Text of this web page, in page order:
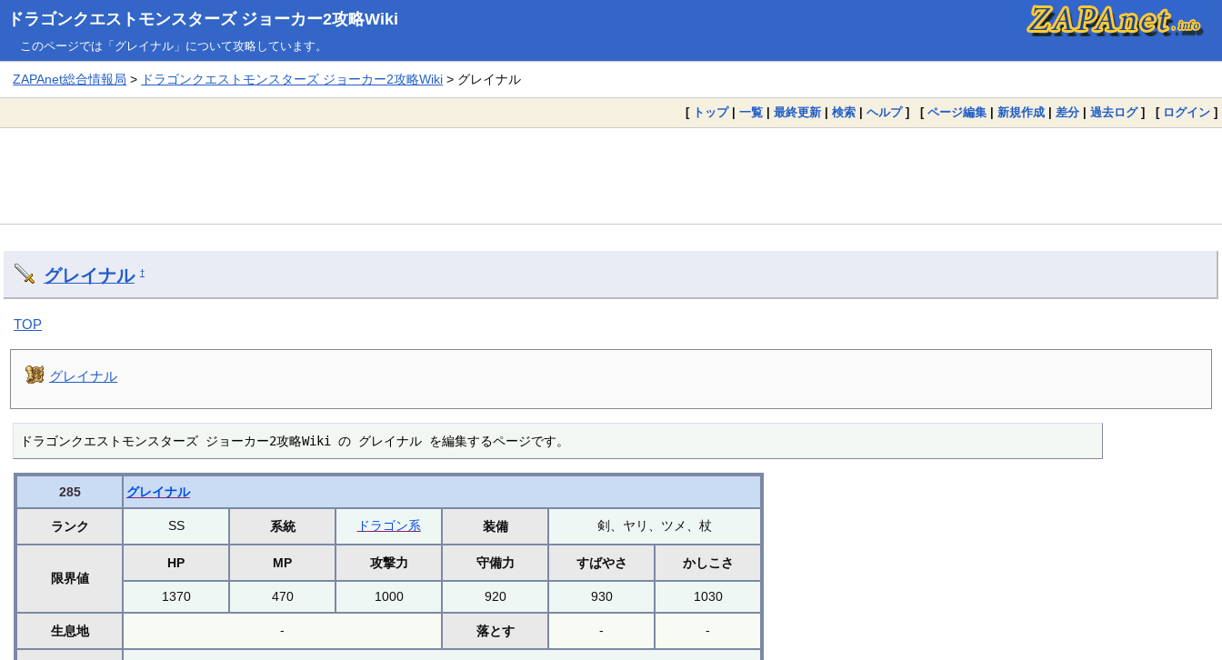
ドラゴンクエストモンスターズ ジョーカー2攻略Wiki
このページでは「グレイナル」について攻略しています。
ZAPAnet総合情報局 > ドラゴンクエストモンスターズ ジョーカー2攻略Wiki > グレイナル
[ トップ| 一覧 | 最終更新 | 検索 | ヘルプ] [ ページ編集 | 新規作成 | 差分 | 過去ログ] [ ログイン ]
グレイナル †
TOP
グレイナル
ドラゴンクエストモンスターズ ジョーカー2攻略Wiki の グレイナル を編集するページです。
285 グレイナル
ランク SS 系統 ドラゴン系 装備 剣、ヤリ、ツメ、杖
限界値
HP MP 攻撃力 守備力 すばやさ かしこさ
1370 470 1000 920 930 1030
生息地 - 落とす - -